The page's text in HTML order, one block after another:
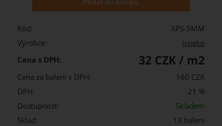
Kód:
XPS-5MM
Výrobce:
Ivpeko
Cena s DPH:
32 CZK / m2
Cena za balení s DPH:
160 CZK
DPH:
21 %
Dostupnost:
Skladem
Sklad:
13 balení